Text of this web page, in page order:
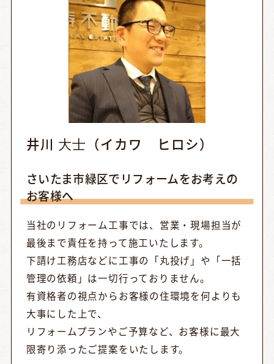
井川 ⼤⼠（イカワ ヒロシ）
さいたま市緑区でリフォームをお考えの
お客様へ
当社のリフォーム工事では、営業・現場担当が
最後まで責任を持って施工いたします。
下請け工務店などに工事の「丸投げ」や「一括
管理の依頼」は一切行っておりません。
有資格者の視点からお客様の住環境を何よりも
大事にした上で、
リフォームプランやご予算など、お客様に最大
限寄り添ったご提案をいたします。